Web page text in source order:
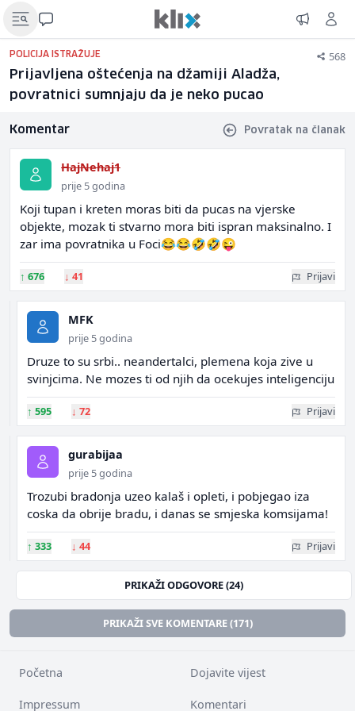
POLICIJA ISTRAŽUJE 568
Prijavljena oštećenja na džamiji Aladža,
povratnici sumnjaju da je neko pucao
Komentar Povratak na članak
HajNehaj1
prije 5 godina
Koji tupan i kreten moras biti da pucas na vjerske
objekte, mozak ti stvarno mora biti ispran maksinalno. I
zar ima povratnika u Foci😂😂🤣🤣😜
↑ 676 ↓ 41 Prijavi
MFK
prije 5 godina
Druze to su srbi.. neandertalci, plemena koja zive u
svinjcima. Ne mozes ti od njih da ocekujes inteligenciju
↑ 595 ↓ 72 Prijavi
gurabijaa
prije 5 godina
Trozubi bradonja uzeo kalaš i opleti, i pobjegao iza
coska da obrije bradu, i danas se smjeska komsijama!
↑ 333 ↓ 44 Prijavi
PRIKAŽI ODGOVORE (24)
PRIKAŽI SVE KOMENTARE (171)
Početna Dojavite vijest
Impressum Komentari